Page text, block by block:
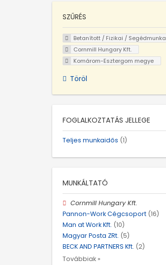
SZŰRÉS
Betanított / Fizikai / Segédmunka
Cornmill Hungary Kft.
Komárom-Esztergom megye
Töröl
FOGLALKOZTATÁS JELLEGE
Teljes munkaidős (1)
MUNKÁLTATÓ
Cornmill Hungary Kft.
Pannon-Work Cégcsoport (16)
Man at Work Kft. (10)
Magyar Posta ZRt. (5)
BECK AND PARTNERS Kft. (2)
Továbbiak »